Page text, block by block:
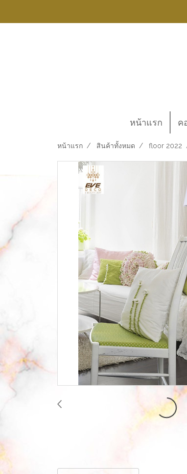
หน้าแรก ค
หน้าแรก สินค้าทั้งหมด floor 2022